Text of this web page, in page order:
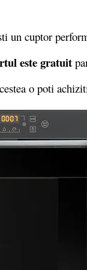
un cuptor
este gratuit
o poti